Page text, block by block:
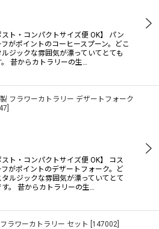
スト・コンパクトサイズ便 OK】 パン
がポイントのコーヒースプーン。どこ
ジックな雰囲気が漂っていてとても
昔からカトラリーの生…
製 フラワーカトラリー デザートフォーク
スト・コンパクトサイズ便 OK】 コス
がポイントのデザートフォーク。ど
タルジックな雰囲気が漂っていてとて
。 昔からカトラリーの生…
ラワーカトラリー セット 147002